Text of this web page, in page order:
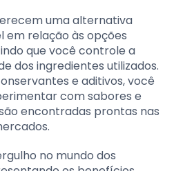
uma alternativa
em relação às opções
que você controle a
dos ingredientes utilizados.
e aditivos, você
com sabores e
encontradas prontas nas
no mundo dos